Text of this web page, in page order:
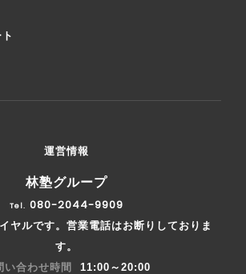
運営情報
林塾グループ
Tel. 080-2044-9909
ヤルです。営業電話はお断りしておりま
す。
い合わせ時間
11:00～20:00